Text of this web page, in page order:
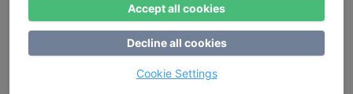
Accept all cookies
Decline all cookies
Cookie Settings